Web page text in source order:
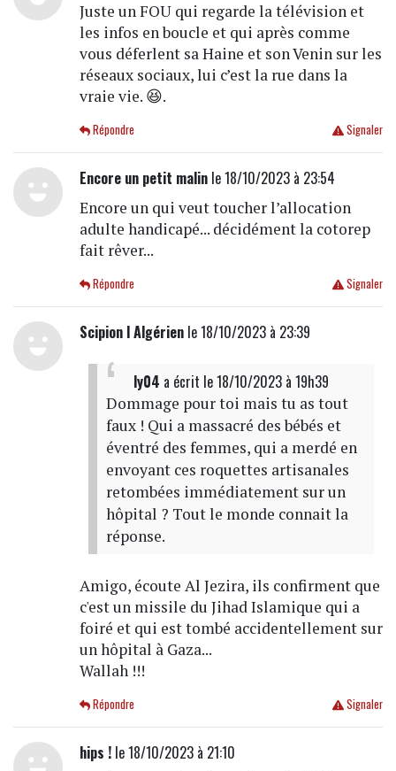
Juste un FOU qui regarde la télévision et
les infos en boucle et qui après comme
vous déferlent sa Haine et son Venin sur les
réseaux sociaux, lui c’est la rue dans la
vraie vie. 😆.
Signaler
Répondre
Encore un petit malinle 18/10/2023 à 23:54
Encore un qui veut toucher l’allocation
adulte handicapé... décidément la cotorep
fait rêver...
Signaler
Répondre
Scipion l Algérienle 18/10/2023 à 23:39
ly04 a écrit le 18/10/2023 à 19h39
Dommage pour toi mais tu as tout
faux ! Qui a massacré des bébés et
éventré des femmes, qui a merdé en
envoyant ces roquettes artisanales
retombées immédiatement sur un
hôpital ? Tout le monde connait la
réponse.
Amigo, écoute Al Jezira, ils confirment que
c'est un missile du Jihad Islamique qui a
foiré et qui est tombé accidentellement sur
un hôpital à Gaza...
Wallah !!!
Signaler
Répondre
hips !le 18/10/2023 à 21:10